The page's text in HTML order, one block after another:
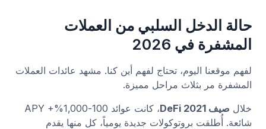
حالة الدخل السلبي من العملات
المشفرة في 2026
لفهم موقعنا اليوم، تحتاج لفهم أين كنا. مشهد عائدات العملات
المشفرة مر بثلاث مراحل مميزة.
خلال صيف DeFi 2021
، كانت عوائد 100-1,000%+ APY
شائعة. أُطلقت بروتوكولات جديدة يومياً، كل منها يقدم